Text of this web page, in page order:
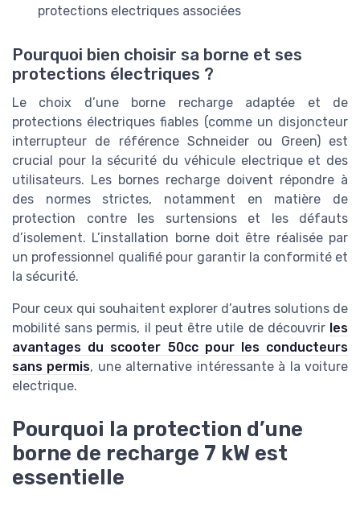
protections electriques associées
Pourquoi bien choisir sa borne et ses
protections électriques ?
Le choix d’une borne recharge adaptée et de
protections électriques fiables (comme un disjoncteur
interrupteur de référence Schneider ou Green) est
crucial pour la sécurité du véhicule electrique et des
utilisateurs. Les bornes recharge doivent répondre à
des normes strictes, notamment en matière de
protection contre les surtensions et les défauts
d’isolement. L’installation borne doit être réalisée par
un professionnel qualifié pour garantir la conformité et
la sécurité.
Pour ceux qui souhaitent explorer d’autres solutions de
mobilité sans permis, il peut être utile de découvrir les
avantages du scooter 50cc pour les conducteurs
sans permis, une alternative intéressante à la voiture
electrique.
Pourquoi la protection d’une
borne de recharge 7 kW est
essentielle